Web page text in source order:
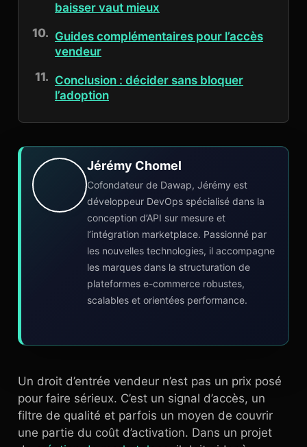
baisser vaut mieux
Guides complémentaires pour l’accès
vendeur
Conclusion : décider sans bloquer
l’adoption
Jérémy Chomel
Cofondateur de Dawap, Jérémy est
développeur DevOps spécialisé dans la
conception d’API sur mesure et
l’intégration marketplace. Passionné par
les nouvelles technologies, il accompagne
les marques dans la structuration de
plateformes e-commerce robustes,
scalables et orientées performance.
Un droit d’entrée vendeur n’est pas un prix posé
pour faire sérieux. C’est un signal d’accès, un
filtre de qualité et parfois un moyen de couvrir
une partie du coût d’activation. Dans un projet